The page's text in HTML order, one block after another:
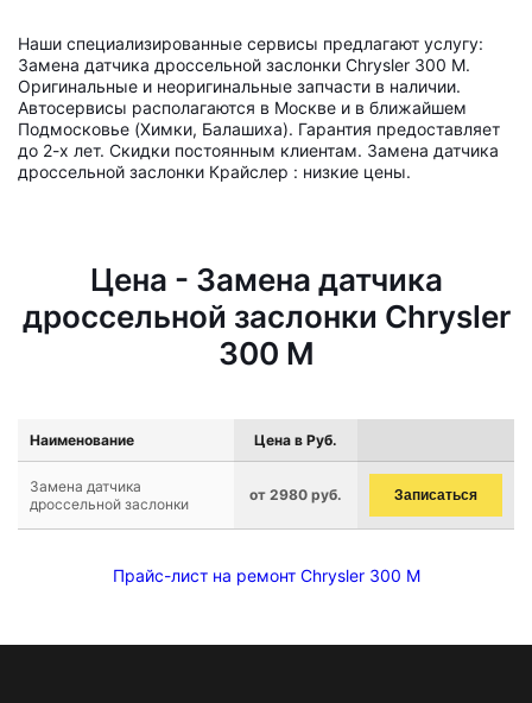
Наши специализированные сервисы предлагают услугу:
Замена датчика дроссельной заслонки Chrysler 300 M.
Оригинальные и неоригинальные запчасти в наличии.
Автосервисы располагаются в Москве и в ближайшем
Подмосковье (Химки, Балашиха). Гарантия предоставляет
до 2-х лет. Скидки постоянным клиентам. Замена датчика
дроссельной заслонки Крайслер : низкие цены.
Цена - Замена датчика
дроссельной заслонки Chrysler
300 M
Наименование Цена в Руб.
Замена датчика
дроссельной заслонки
от 2980 руб. Записаться
Прайс-лист на ремонт Chrysler 300 M